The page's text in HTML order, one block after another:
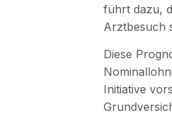
führt dazu,
Arztbesuch
Diese
Initiative